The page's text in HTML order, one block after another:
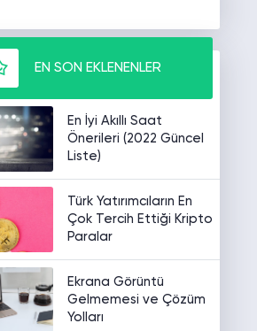
EN SON EKLENENLER
En İyi Akıllı Saat
Önerileri (2022 Güncel
Liste)
Türk Yatırımcıların En
Çok Tercih Ettiği Kripto
Paralar
Ekrana Görüntü
Gelmemesi ve Çözüm
Yolları